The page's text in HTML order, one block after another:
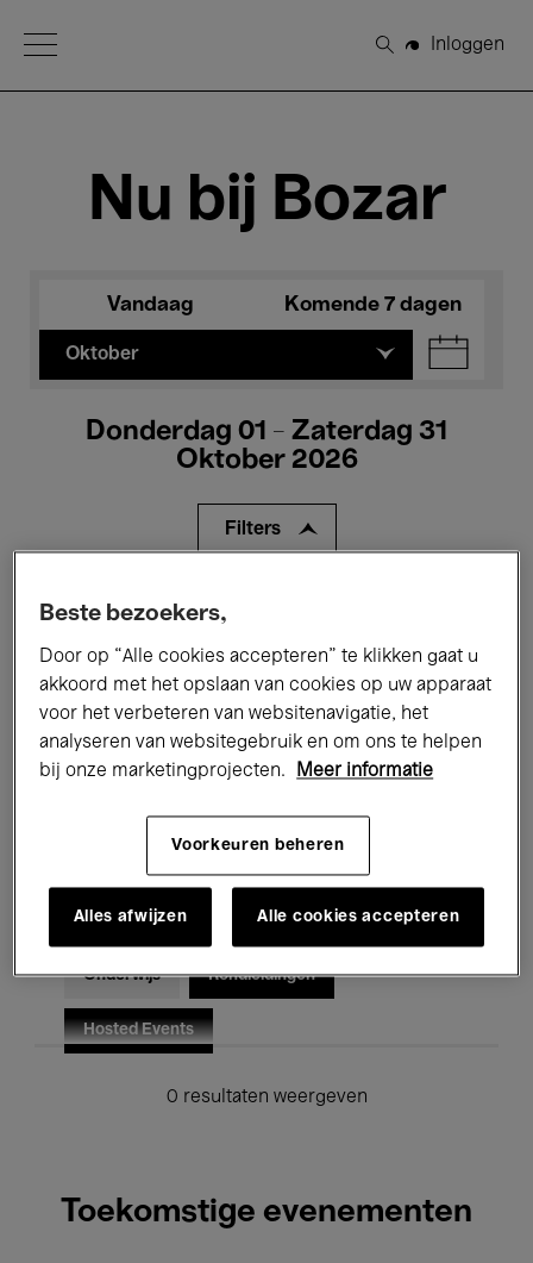
Open Menu
Zoeken
Inloggen
Nu bij Bozar
Vandaag Komende 7 dagen
Oktober
Donderdag 01 - Zaterdag 31
Oktober 2026
Filters
Alle evenementen
Tentoonstellingen Films
Performances Lezingen & Debatten
Jazz Klassieke Muziek Global Music
Voor iedereen Kids’ Palace
Onderwijs Rondleidingen
Hosted Events
0 resultaten weergeven
Toekomstige evenementen
Beste bezoekers,
Door op “Alle cookies accepteren” te klikken gaat u
akkoord met het opslaan van cookies op uw apparaat
voor het verbeteren van websitenavigatie, het
analyseren van websitegebruik en om ons te helpen
bij onze marketingprojecten.
Meer informatie
Voorkeuren beheren
Alles afwijzen Alle cookies accepteren